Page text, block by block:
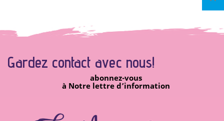
Gardez contact avec nous!
abonnez-vous
à Notre lettre d’information